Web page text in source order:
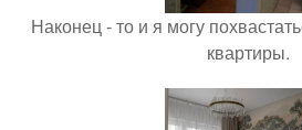
Наконец - то и я могу
квартиры.